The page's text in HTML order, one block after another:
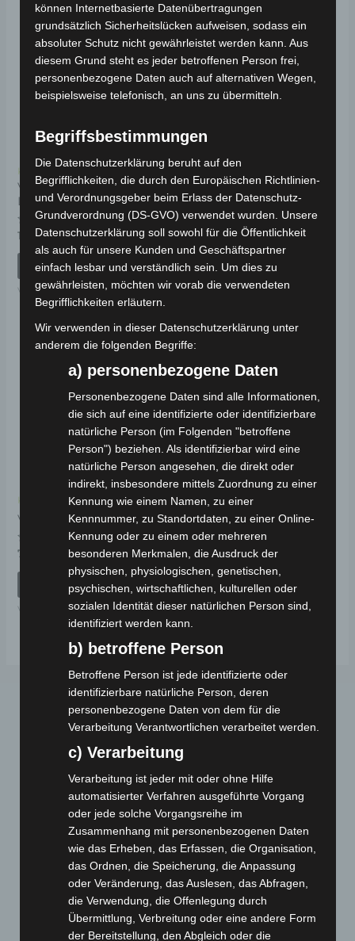
Kostenloser Versand
VSM
LADEBUCHSENPLATZ
Bewertet
mit
0
19,00€ *
IN DEN WARENKORB
VSM
VSM VORDERER
KOTFLÜGEL KABEL
Bewertet
0
von
5
19,00€ *
IN DEN WARENKORB
VSM
Kostenloser Versand
VSM VORDERGABEL
Bewertet
0
79,00
IN DEN WARENKORB
VSM
Webseite
Cashback-Aktion
Händler werden
Home
Gemeinsam spenden
Jobs
können Internetbasierte Datenübertragungen
grundsätzlich Sicherheitslücken aufweisen, sodass ein
absoluter Schutz nicht gewährleistet werden kann. Aus
diesem Grund steht es jeder betroffenen Person frei,
personenbezogene Daten auch auf alternativen Wegen,
beispielsweise telefonisch, an uns zu übermitteln.
Begriffsbestimmungen
Die Datenschutzerklärung beruht auf den
Begrifflichkeiten, die durch den Europäischen Richtlinien-
und Verordnungsgeber beim Erlass der Datenschutz-
Grundverordnung (DS-GVO) verwendet wurden. Unsere
Datenschutzerklärung soll sowohl für die Öffentlichkeit
als auch für unsere Kunden und Geschäftspartner
einfach lesbar und verständlich sein. Um dies zu
gewährleisten, möchten wir vorab die verwendeten
Begrifflichkeiten erläutern.
Wir verwenden in dieser Datenschutzerklärung unter
anderem die folgenden Begriffe:
a) personenbezogene Daten
Personenbezogene Daten sind alle Informationen,
die sich auf eine identifizierte oder identifizierbare
natürliche Person (im Folgenden "betroffene
Person") beziehen. Als identifizierbar wird eine
natürliche Person angesehen, die direkt oder
indirekt, insbesondere mittels Zuordnung zu einer
Kennung wie einem Namen, zu einer
Kennnummer, zu Standortdaten, zu einer Online-
Kennung oder zu einem oder mehreren
besonderen Merkmalen, die Ausdruck der
physischen, physiologischen, genetischen,
psychischen, wirtschaftlichen, kulturellen oder
sozialen Identität dieser natürlichen Person sind,
identifiziert werden kann.
b) betroffene Person
Betroffene Person ist jede identifizierte oder
identifizierbare natürliche Person, deren
personenbezogene Daten von dem für die
Verarbeitung Verantwortlichen verarbeitet werden.
c) Verarbeitung
Verarbeitung ist jeder mit oder ohne Hilfe
automatisierter Verfahren ausgeführte Vorgang
oder jede solche Vorgangsreihe im
Zusammenhang mit personenbezogenen Daten
wie das Erheben, das Erfassen, die Organisation,
das Ordnen, die Speicherung, die Anpassung
oder Veränderung, das Auslesen, das Abfragen,
die Verwendung, die Offenlegung durch
Übermittlung, Verbreitung oder eine andere Form
der Bereitstellung, den Abgleich oder die